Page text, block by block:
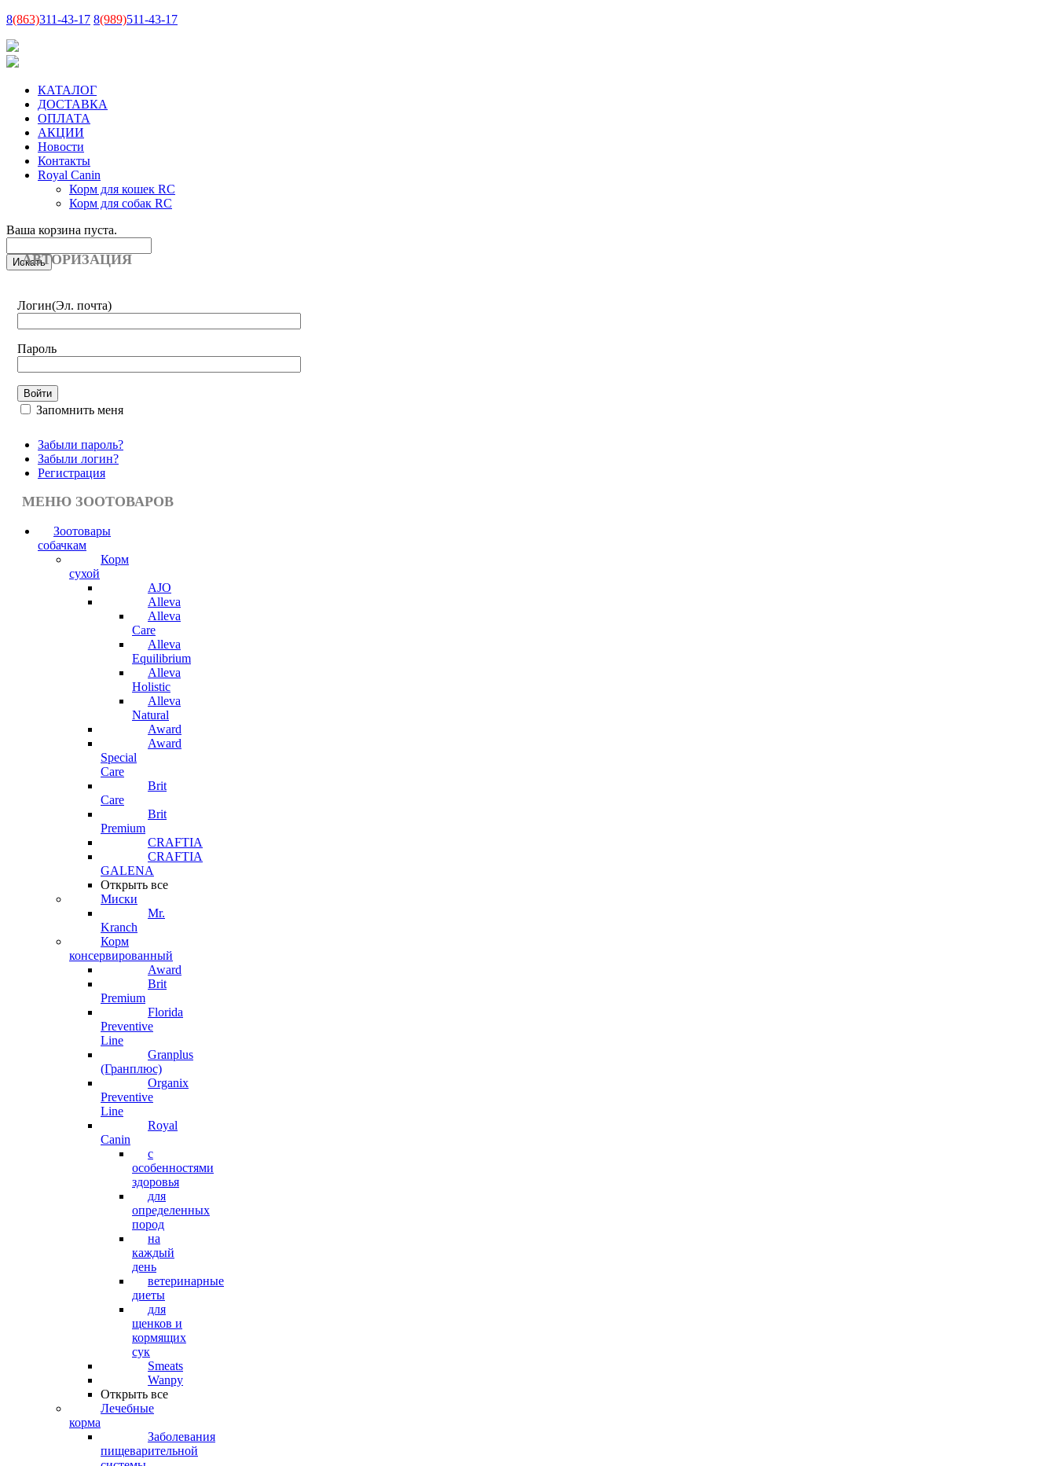
8(863)311-43-17 8(989)511-43-17
КАТАЛОГ
ДОСТАВКА
ОПЛАТА
АКЦИИ
Новости
Контакты
Royal Canin
Корм для кошек RC
Корм для собак RC
Ваша корзина пуста.
АВТОРИЗАЦИЯ
Логин(Эл. почта)
Пароль
Запомнить меня
Забыли пароль?
Забыли логин?
Регистрация
МЕНЮ ЗООТОВАРОВ
Зоотовары
собачкам
Корм
сухой
AJO
Alleva
Alleva
Care
Alleva
Equilibrium
Alleva
Holistic
Alleva
Natural
Award
Award
Special
Care
Brit
Care
Brit
Premium
CRAFTIA
CRAFTIA
GALENA
Открыть все
Миски
Mr.
Kranch
Корм
консервированный
Award
Brit
Premium
Florida
Preventive
Line
Granplus
(Гранплюс)
Organix
Preventive
Line
Royal
Canin
с
особенностями
здоровья
для
определенных
пород
на
каждый
день
ветеринарные
диеты
для
щенков и
кормящих
сук
Smeats
Wanpy
Открыть все
Лечебные
корма
Заболевания
пищеварительной